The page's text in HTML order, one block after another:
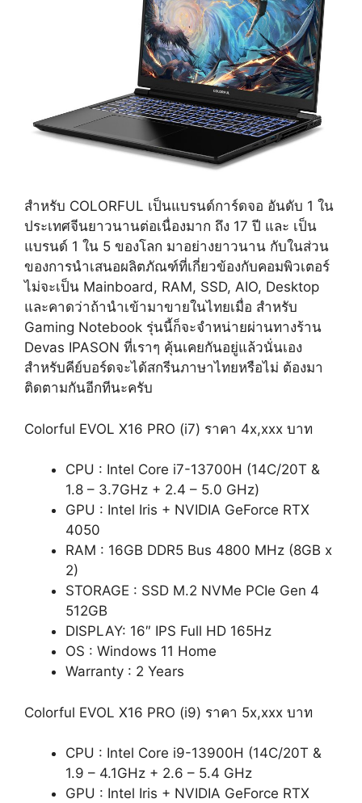
สำหรับ COLORFUL เป็นแบรนด์การ์ดจอ อันดับ 1 ใน
ประเทศจีนยาวนานต่อเนื่องมาก ถึง 17 ปี และ เป็น
แบรนด์ 1 ใน 5 ของโลก มาอย่างยาวนาน กับในส่วน
ของการนำเสนอผลิตภัณฑ์ที่เกี่ยวข้องกับคอมพิวเตอร์
ไม่จะเป็น Mainboard, RAM, SSD, AIO, Desktop
และคาดว่าถ้านำเข้ามาขายในไทยเมื่อ สำหรับ
Gaming Notebook รุ่นนี้ก็จะจำหน่ายผ่านทางร้าน
Devas IPASON ที่เราๆ คุ้นเคยกันอยู่แล้วนั่นเอง
สำหรับคีย์บอร์ดจะได้สกรีนภาษาไทยหรือไม่ ต้องมา
ติดตามกันอีกทีนะครับ
Colorful EVOL X16 PRO (i7) ราคา 4x,xxx บาท
CPU : Intel Core i7-13700H (14C/20T &
1.8 – 3.7GHz + 2.4 – 5.0 GHz)
GPU : Intel Iris + NVIDIA GeForce RTX
4050
RAM : 16GB DDR5 Bus 4800 MHz (8GB x
2)
STORAGE : SSD M.2 NVMe PCIe Gen 4
512GB
DISPLAY: 16″ IPS Full HD 165Hz
OS : Windows 11 Home
Warranty : 2 Years
Colorful EVOL X16 PRO (i9) ราคา 5x,xxx บาท
CPU : Intel Core i9-13900H (14C/20T &
1.9 – 4.1GHz + 2.6 – 5.4 GHz
GPU : Intel Iris + NVIDIA GeForce RTX